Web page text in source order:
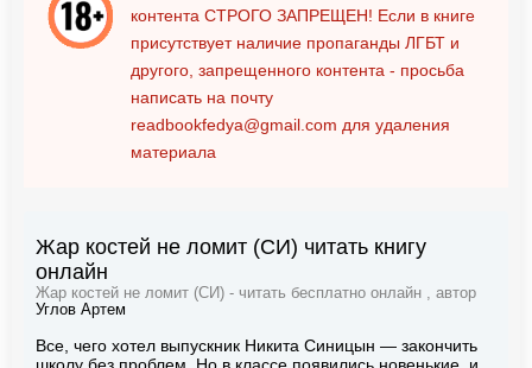
контента СТРОГО ЗАПРЕЩЕН! Если в книге
присутствует наличие пропаганды ЛГБТ и
другого, запрещенного контента - просьба
написать на почту
readbookfedya@gmail.com для удаления
материала
Жар костей не ломит (СИ) читать книгу
онлайн
Жар костей не ломит (СИ) - читать бесплатно онлайн , автор
Углов Артем
Все, чего хотел выпускник Никита Синицын — закончить